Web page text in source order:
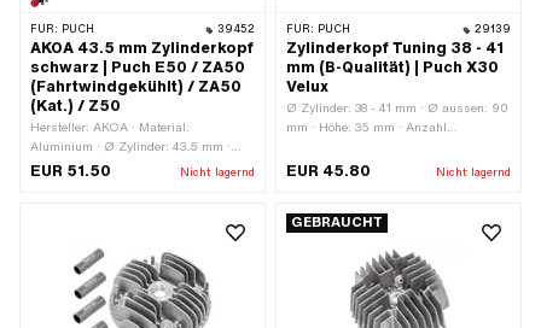
FÜR: PUCH 39452
AKOA 43.5 mm Zylinderkopf
schwarz | Puch E50 / ZA50
(Fahrtwindgekühlt) / ZA50
(Kat.) / Z50
Hersteller: AKOA · Material:
Aluminium · Ø Zylinder: 43.5 mm ·
Breite: 123.2 mm · Höhe: 54.5 mm ·
Anzahl Befestigungspunkte: 4 Stk. ·
Dekompressor: Nein · Getarnt: Nein ·
Anwendungsbereich: Tuning
EUR 51.50 Nicht lagernd
FÜR: PUCH 29139
Zylinderkopf Tuning 38 - 41
mm (B-Qualität) | Puch X30
Velux
Ø Zylinder: 38 - 41 mm · Ø aussen: 90
mm · Höhe: 35 mm · Anzahl
Dekompressor: Nein ·
EUR 45.80 Nicht lagernd
GEBRAUCHT